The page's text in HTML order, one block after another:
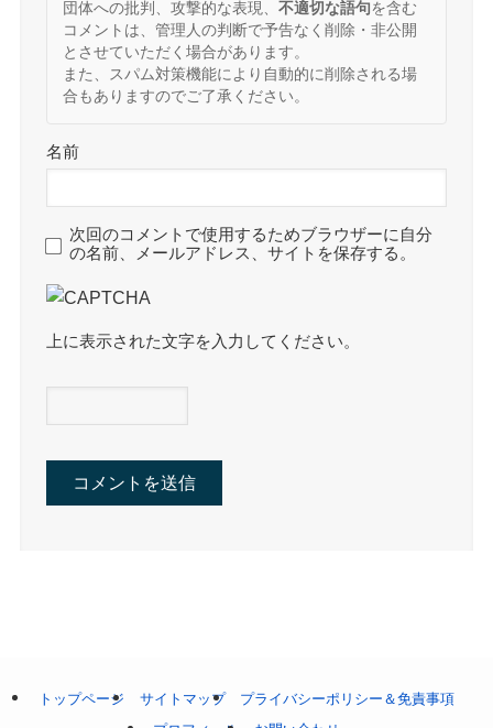
団体への批判、攻撃的な表現、 不適切な語句を含む
コメントは、管理人の判断で予告なく削除・非公開
とさせていただく場合があります。
また、スパム対策機能により自動的に削除される場
合もありますのでご了承ください。
名前
次回のコメントで使用するためブラウザーに自分
の名前、メールアドレス、サイトを保存する。
上に表示された文字を入力してください。
トップページ サイトマップ
プライバシーポリシー＆免責事項